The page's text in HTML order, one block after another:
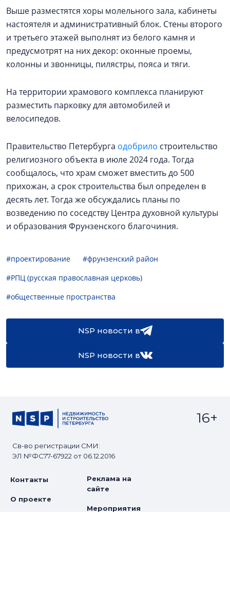
Выше разместятся хоры молельного зала, кабинеты
настоятеля и административный блок. Стены второго
и третьего этажей выполнят из белого камня и
предусмотрят на них декор: оконные проемы,
колонны и звонницы, пилястры, пояса и тяги.
На территории храмового комплекса планируют
разместить парковку для автомобилей и
велосипедов.
Правительство Петербурга одобрило строительство
религиозного объекта в июле 2024 года. Тогда
сообщалось, что храм сможет вместить до 500
прихожан, а срок строительства был определен в
десять лет. Тогда же обсуждались планы по
возведению по соседству Центра духовной культуры
и образования Фрунзенского благочиния.
#проектирование
#фрунзенский район
#РПЦ (русская православная церковь)
#общественные пространства
NSP новости в
NSP новости в
Св-во регистрации СМИ:
ЭЛ №ФС77-67922 от 06.12.2016
16+
Контакты
О проекте
Реклама на
сайте
Мероприятия